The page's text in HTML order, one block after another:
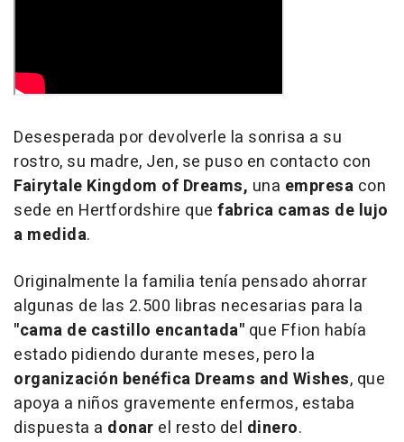
Desesperada por devolverle la sonrisa a su
rostro, su madre, Jen, se puso en contacto con
Fairytale Kingdom of Dreams, una empresa con
sede en Hertfordshire que fabrica camas de lujo
a medida.
Originalmente la familia tenía pensado ahorrar
algunas de las 2.500 libras necesarias para la
"cama de castillo encantada" que Ffion había
estado pidiendo durante meses, pero la
organización benéfica Dreams and Wishes, que
apoya a niños gravemente enfermos, estaba
dispuesta a donar el resto del dinero.